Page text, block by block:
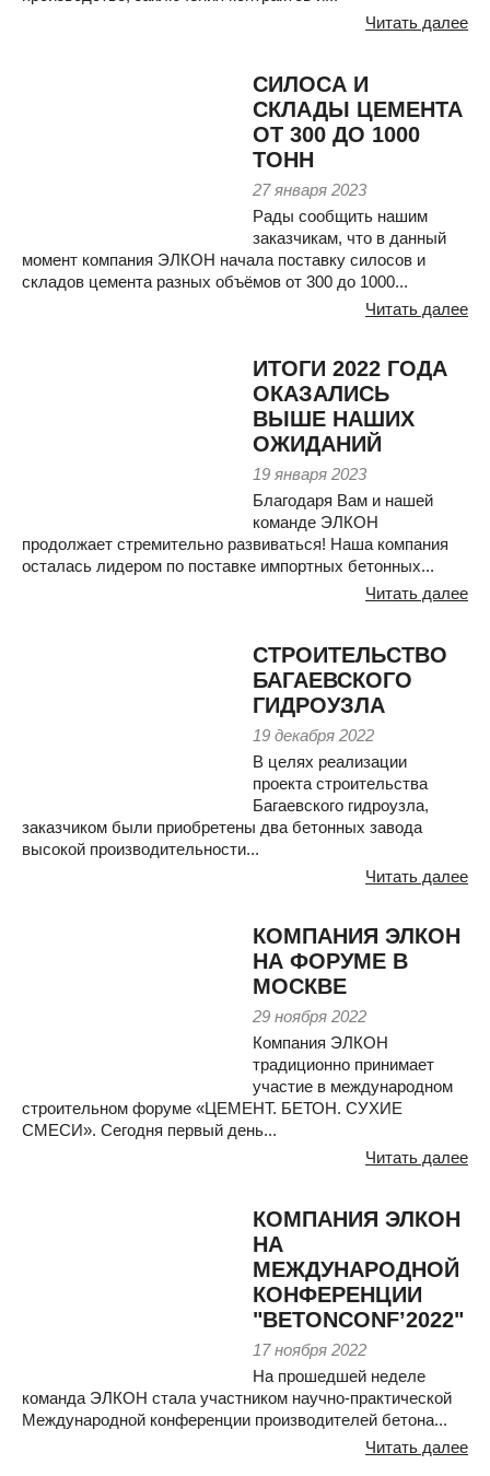
Читать далее
СИЛОСА И
СКЛАДЫ ЦЕМЕНТА
ОТ 300 ДО 1000
ТОНН
27 января 2023
Рады сообщить нашим
заказчикам, что в данный
момент компания ЭЛКОН начала поставку силосов и
складов цемента разных объёмов от 300 до 1000...
Читать далее
ИТОГИ 2022 ГОДА
ОКАЗАЛИСЬ
ВЫШЕ НАШИХ
ОЖИДАНИЙ
19 января 2023
Благодаря Вам и нашей
команде ЭЛКОН
продолжает стремительно развиваться! Наша компания
осталась лидером по поставке импортных бетонных...
Читать далее
СТРОИТЕЛЬСТВО
БАГАЕВСКОГО
ГИДРОУЗЛА
19 декабря 2022
В целях реализации
проекта строительства
Багаевского гидроузла,
заказчиком были приобретены два бетонных завода
высокой производительности...
Читать далее
КОМПАНИЯ ЭЛКОН
НА ФОРУМЕ В
МОСКВЕ
29 ноября 2022
Компания ЭЛКОН
традиционно принимает
участие в международном
строительном форуме «ЦЕМЕНТ. БЕТОН. СУХИЕ
СМЕСИ». Сегодня первый день...
Читать далее
КОМПАНИЯ ЭЛКОН
НА
МЕЖДУНАРОДНОЙ
КОНФЕРЕНЦИИ
"BETONCONF’2022"
17 ноября 2022
На прошедшей неделе
команда ЭЛКОН стала участником научно-практической
Международной конференции производителей бетона...
Читать далее